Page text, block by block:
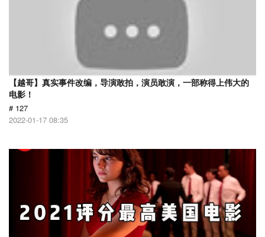
【越哥】真实事件改编，导演敢拍，演员敢演，一部称得上伟大的
电影！
# 127
2022-01-17 08:35